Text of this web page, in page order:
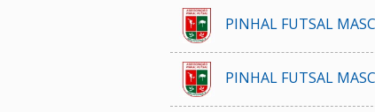
PINHAL FUTSAL
PINHAL FUTSAL